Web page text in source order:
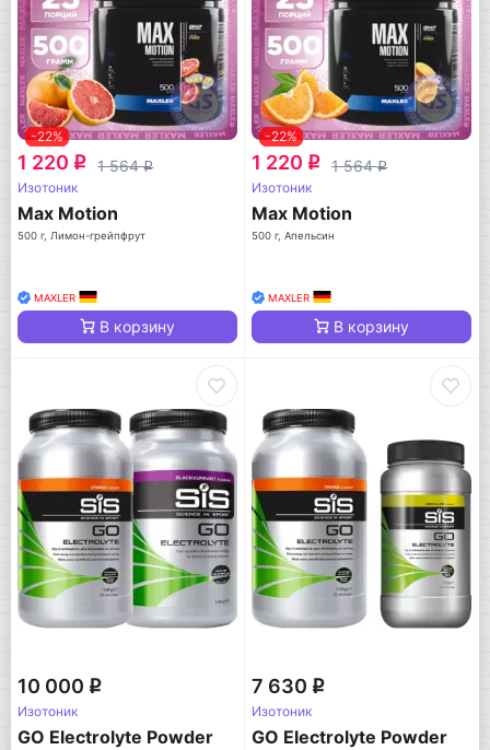
-22%
1 220 q 1 564q
Изотоник
Max Motion
500 г, Лимон-грейпфрут
MAXLER
В корзину
-22%
1 220 q 1 564q
Изотоник
Max Motion
500 г, Апельсин
MAXLER
В корзину
10 000 q
Изотоник
GO Electrolyte Powder
7 630 q
Изотоник
GO Electrolyte Powder